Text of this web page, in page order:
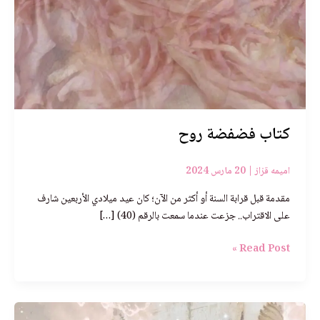
كتاب فضفضة روح
اميمه قزاز | 20 مارس 2024
مقدمة قبل قرابة السنة أو أكثر من الآن؛ كان عيد ميلادي الأربعين شارف
على الاقتراب.. جزعت عندما سمعت بالرقم (40) […]
Read Post »
الى